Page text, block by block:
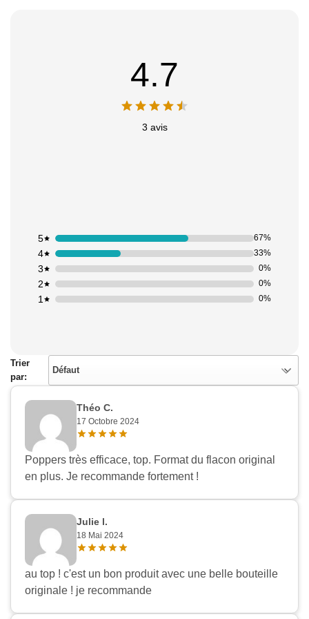
4.7
3 avis
1 0%
2 0%
3 0%
4 33%
5 67%
Trier
par:
Défaut
Théo C.
17 Octobre 2024
Poppers très efficace, top. Format du flacon original
en plus. Je recommande fortement !
Julie l.
18 Mai 2024
au top ! c'est un bon produit avec une belle bouteille
originale ! je recommande